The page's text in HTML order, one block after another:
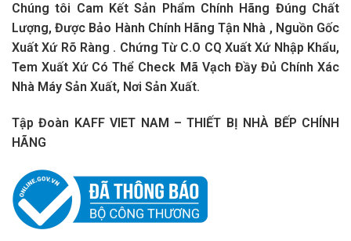
Chúng tôi Cam Kết Sản Phẩm Chính Hãng Đúng Chất
Lượng, Được Bảo Hành Chính Hãng Tận Nhà , Nguồn Gốc
Xuất Xứ Rõ Ràng . Chứng Từ C.O CQ Xuất Xứ Nhập Khẩu,
Tem Xuất Xứ Có Thể Check Mã Vạch Đầy Đủ Chính Xác
Nhà Máy Sản Xuất, Nơi Sản Xuất.
Tập Đoàn KAFF VIET NAM – THIẾT BỊ NHÀ BẾP CHÍNH
HÃNG